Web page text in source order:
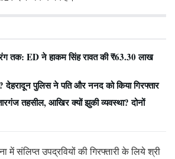
तक: ED ने हाकम सिंह रावत की ₹63.30 लाख
देहरादून पुलिस ने पति और ननद को किया गिरफ्तार
तहसील, आखिर क्यों झुकी व्यवस्था? दोनों
संलिप्त उपद्रवियों की गिरफ्तारी के लिये श्री